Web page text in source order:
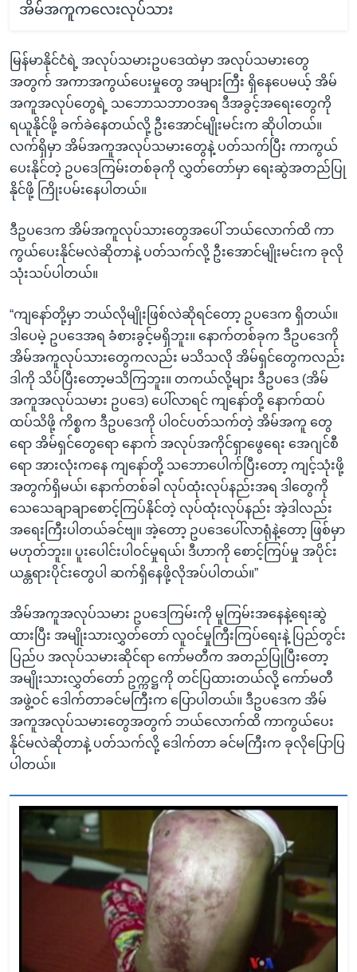
အိမ်အကူကလေးလုပ်သား
မြန်မာနိုင်ငံရဲ့ အလုပ်သမားဥပဒေထဲမှာ အလုပ်သမားတွေ
အတွက် အကာအကွယ်ပေးမှုတွေ အများကြီး ရှိနေပေမယ့် အိမ်
အကူအလုပ်တွေရဲ့ သဘောသဘာဝအရ ဒီအခွင့်အရေးတွေကို
ရယူနိုင်ဖို့ ခက်ခဲနေတယ်လို့ ဦးအောင်မျိုးမင်းက ဆိုပါတယ်။
လက်ရှိမှာ အိမ်အကူအလုပ်သမားတွေနဲ့ ပတ်သက်ပြီး ကာကွယ်
ပေးနိုင်တဲ့ ဥပဒေကြမ်းတစ်ခုကို လွှတ်တော်မှာ ရေးဆွဲအတည်ပြု
နိုင်ဖို့ ကြိုးပမ်းနေပါတယ်။
ဒီဥပဒေက အိမ်အကူလုပ်သားတွေအပေါ် ဘယ်လောက်ထိ ကာ
ကွယ်ပေးနိုင်မလဲဆိုတာနဲ့ ပတ်သက်လို့ ဦးအောင်မျိုးမင်းက ခုလို
သုံးသပ်ပါတယ်။
“ကျနော်တို့မှာ ဘယ်လိုမျိုးဖြစ်လဲဆိုရင်တော့ ဥပဒေက ရှိတယ်။
ဒါပေမဲ့ ဥပဒေအရ ခံစားခွင့်မရှိဘူး။ နောက်တစ်ခုက ဒီဥပဒေကို
အိမ်အကူလုပ်သားတွေကလည်း မသိသလို အိမ်ရှင်တွေကလည်း
ဒါကို သိပ်ပြီးတော့မသိကြဘူး။ တကယ်လို့များ ဒီဥပဒေ (အိမ်
အကူအလုပ်သမား ဥပဒေ) ပေါ်လာရင် ကျနော်တို့ နောက်ထပ်
ထပ်သိဖို့ ကိစ္စက ဒီဥပဒေကို ပါဝင်ပတ်သက်တဲ့ အိမ်အကူ တွေ
ရော အိမ်ရှင်တွေရော နောက် အလုပ်အကိုင်ရှာဖွေရေး အေဂျင်စီ
ရော အားလုံးကနေ ကျနော်တို့ သဘောပေါက်ပြီးတော့ ကျင့်သုံးဖို့
အတွက်ရှိမယ်၊ နောက်တစ်ခါ လုပ်ထုံးလုပ်နည်းအရ ဒါတွေကို
သေသေချာချာစောင့်ကြပ်နိုင်တဲ့ လုပ်ထုံးလုပ်နည်း အဲ့ဒါလည်း
အရေးကြီးပါတယ်ခင်ဗျ။ အဲ့တော့ ဥပဒေပေါ်လာရုံနဲ့တော့ ဖြစ်မှာ
မဟုတ်ဘူး။ ပူးပေါင်းပါဝင်မှုရယ်၊ ဒီဟာကို စောင့်ကြပ်မှု အပိုင်း
ယန္တရားပိုင်းတွေပါ ဆက်ရှိနေဖို့လိုအပ်ပါတယ်။”
အိမ်အကူအလုပ်သမား ဥပဒေကြမ်းကို မူကြမ်းအနေနဲ့ရေးဆွဲ
ထားပြီး အမျိုးသားလွှတ်တော် လူဝင်မှုကြီးကြပ်ရေးနဲ့ ပြည်တွင်း
ပြည်ပ အလုပ်သမားဆိုင်ရာ ကော်မတီက အတည်ပြုပြီးတော့
အမျိုးသားလွှတ်တော် ဥက္ကဋ္ဌကို တင်ပြထားတယ်လို့ ကော်မတီ
အဖွဲ့ဝင် ဒေါက်တာခင်မကြီးက ပြောပါတယ်။ ဒီဥပဒေက အိမ်
အကူအလုပ်သမားတွေအတွက် ဘယ်လောက်ထိ ကာကွယ်ပေး
နိုင်မလဲဆိုတာနဲ့ ပတ်သက်လို့ ဒေါက်တာ ခင်မကြီးက ခုလိုပြောပြ
ပါတယ်။